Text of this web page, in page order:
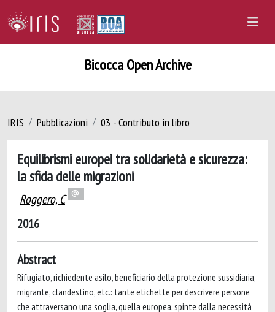
Bicocca Open Archive
IRIS Pubblicazioni 03 - Contributo in libro
Equilibrismi europei tra solidarietà e sicurezza:
la sfida delle migrazioni
Roggero, C
2016
Abstract
Rifugiato, richiedente asilo, beneficiario della protezione sussidiaria,
migrante, clandestino, etc.: tante etichette per descrivere persone
che attraversano una soglia, quella europea, spinte dalla necessità